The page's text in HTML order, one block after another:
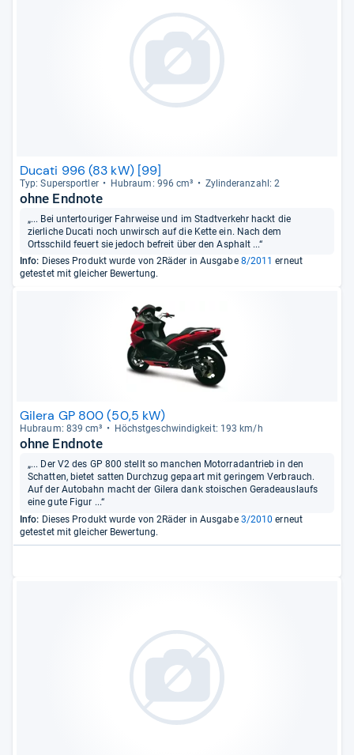
Ducati 996 (83 kW) [99]
Typ: Super­sport­ler Hub­raum: 996 cm³ Zylin­deran­zahl: 2
ohne Endnote
„... Bei untertouriger Fahrweise und im Stadtverkehr hackt die
zierliche Ducati noch unwirsch auf die Kette ein. Nach dem
Ortsschild feuert sie jedoch befreit über den Asphalt ...“
Info: Dieses Produkt wurde von 2Räder in Ausgabe 8/2011 erneut
getestet mit gleicher Bewertung.
Gilera GP 800 (50,5 kW)
Hub­raum: 839 cm³ Höchst­ge­schwin­dig­keit: 193 km/h
ohne Endnote
„... Der V2 des GP 800 stellt so manchen Motorradantrieb in den
Schatten, bietet satten Durchzug gepaart mit geringem Verbrauch.
Auf der Autobahn macht der Gilera dank stoischen Geradeauslaufs
eine gute Figur ...“
Info: Dieses Produkt wurde von 2Räder in Ausgabe 3/2010 erneut
getestet mit gleicher Bewertung.